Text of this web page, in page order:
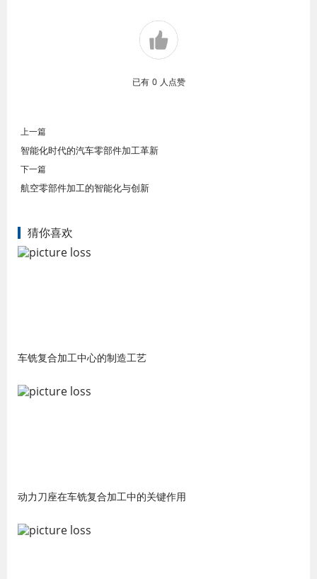
已有 0 人点赞
上一篇
智能化时代的汽车零部件加工革新
下一篇
航空零部件加工的智能化与创新
猜你喜欢
车铣复合加工中心的制造工艺
动力刀座在车铣复合加工中的关键作用